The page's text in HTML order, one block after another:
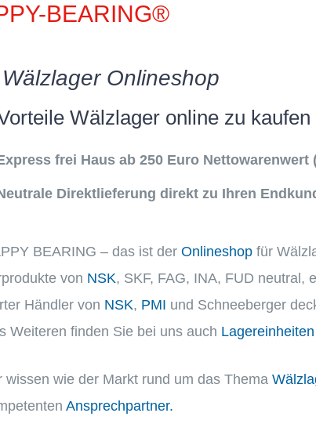
BEARING®
Onlineshop
Wälzla­ger online zu
frei Haus ab 250Euro Netto­wa­ren­wert
Direkt­lie­fe­rung direkt zu Ihren
BEARING – das ist der Online­shopfür
von NSK, SKF, FAG, INA, FUD neutral,
Händler von NSK, PMI und Schnee­ber­ger
Weite­ren finden Sie bei uns auch
wissen wie der Markt rund um das Thema
Ansprech­part­ner.